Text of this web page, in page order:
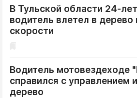
В Тульской области 24-
водитель влетел в дерево
скорости
Водитель мотовездеходе
справился с управлением
дерево